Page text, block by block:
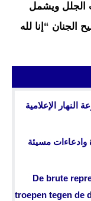
الجلل ويشمل
الجنان “إنا لله
الإعلامية
وادعاءات مسيئة
De brute
troepen tegen de